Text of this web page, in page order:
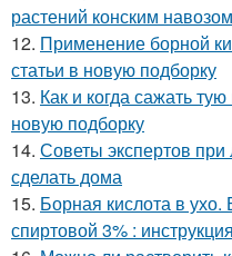
растений конским навозом
12. Применение борной
статьи в новую подборку
13. Как и когда сажать
новую подборку
14. Советы экспертов
сделать дома
15. Борная кислота в
спиртовой 3% :